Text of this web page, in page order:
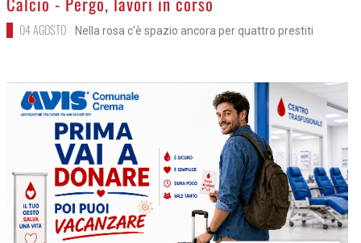
04 AGOSTO Nella rosa c'è spazio ancora per quattro prestiti